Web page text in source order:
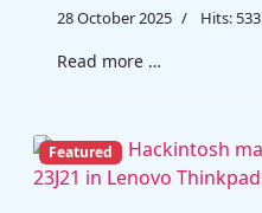
28 October 2025 Hits: 533
Read more …
Featured